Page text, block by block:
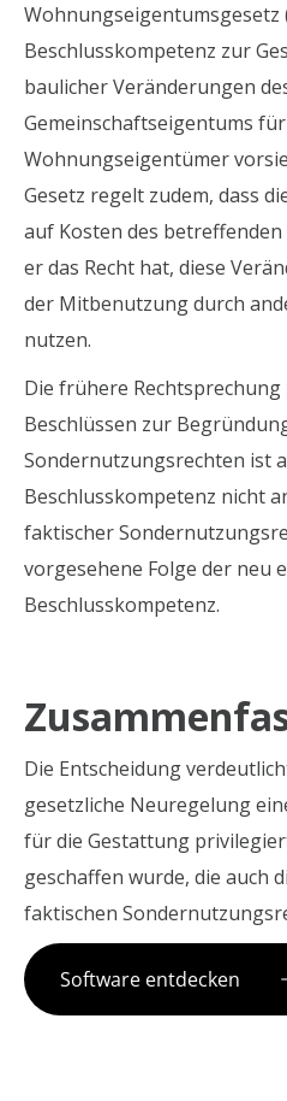
Wohnungseigentumsgesetz
Beschlusskompetenz zur
baulicher Veränderungen
Gemeinschaftseigentums
Wohnungseigentümer
Gesetz regelt zudem, dass
auf Kosten des
er das Recht hat, diese
der Mitbenutzung durch
nutzen.
Die frühere
Beschlüssen zur
Sondernutzungsrechten ist
Beschlusskompetenz nicht
faktischer
vorgesehene Folge der neu
Beschlusskompetenz.
Die Entscheidung
gesetzliche Neuregelung
für die Gestattung
geschaffen wurde, die auch
faktischen
Software entdecken